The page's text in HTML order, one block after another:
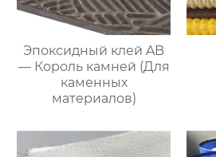
Эпоксидный клей AB
— Король камней (Для
каменных
материалов)